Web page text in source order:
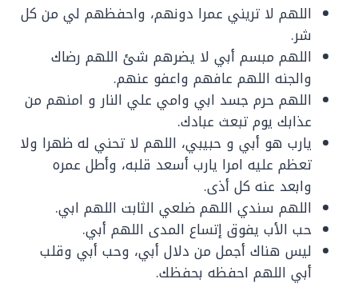
اللهم لا تريني عمرا دونهم، واحفظهم لي من كل
شر.
اللهم مبسم أبي لا يضرهم شئ اللهم رضاك
والجنه اللهم عافهم واعفو عنهم.
اللهم حرم جسد ابي وامي علي النار و امنهم من
عذابك يوم تبعث عبادك.
يارب هو أبي و حبيبي، اللهم لا تحني له ظهرا ولا
تعظم عليه امرا يارب أسعد قلبه، وأطل عمره
وابعد عنه كل أذى.
اللهم سندي اللهم ضلعي الثابت اللهم ابي.
حب الأب يفوق إتساع المدى اللهم أبي.
ليس هناك أجمل من دلال أبي، وحب أبي وقلب
أبي اللهم احفظه بحفظك.